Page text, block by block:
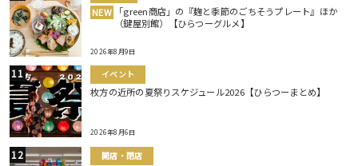
NEW
「green商店」の『麹と季節のごちそうプレート』ほか
（鍵屋別館）【ひらつーグルメ】
2026年8月9日
イベント
枚方の近所の夏祭りスケジュール2026【ひらつーまとめ】
2026年8月6日
開店・閉店